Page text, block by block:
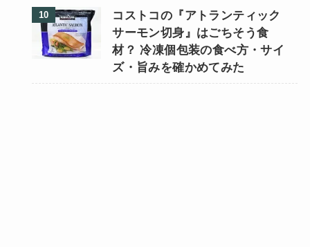
コストコの『アトランティック
サーモン切身』はごちそう食
材？ 冷凍個包装の食べ方・サイ
ズ・旨みを確かめてみた